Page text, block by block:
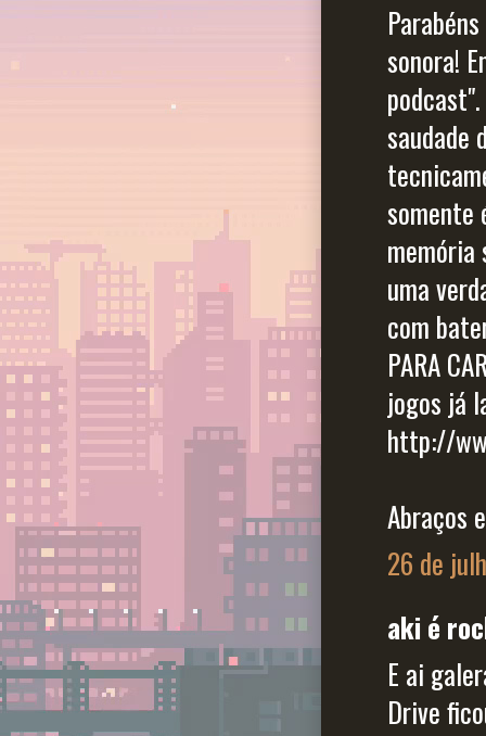
sonora!
saudade
somente
memória
uma
com
PARA
jogos já
http://
Abraços
26 de
aki é
E ai
Drive